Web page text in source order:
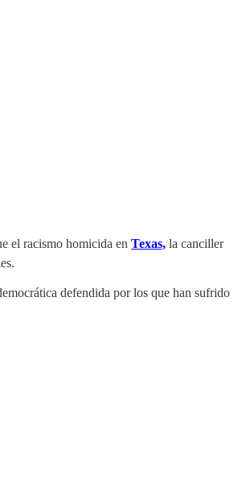
el racismo homicida en Texas, la canciller
defendida por los que han sufrido